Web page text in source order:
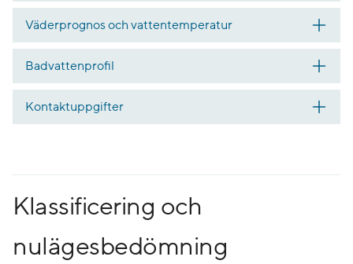
Väderprognos och vattentemperatur
Badvattenprofil
Kontaktuppgifter
Klassificering och
nulägesbedömning